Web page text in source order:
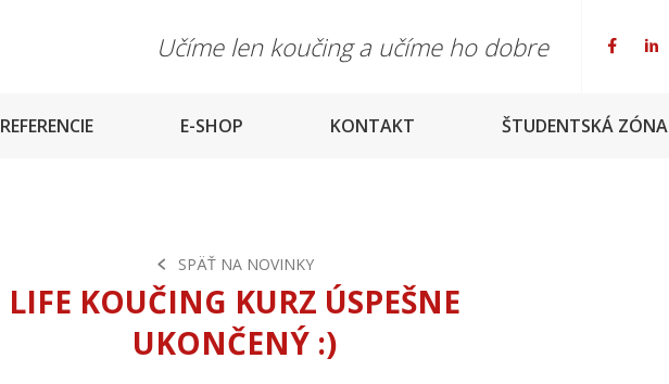
Učíme len koučing a učíme ho dobre
REFERENCIE E-SHOP KONTAKT ŠTUDENTSKÁ ZÓNA
SPÄŤ NA NOVINKY
LIFE KOUČING KURZ ÚSPEŠNE
UKONČENÝ :)